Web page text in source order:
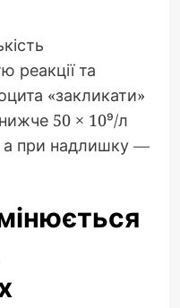
реакції та
«закликати»
50 × 10⁹/л
а при надлишку —